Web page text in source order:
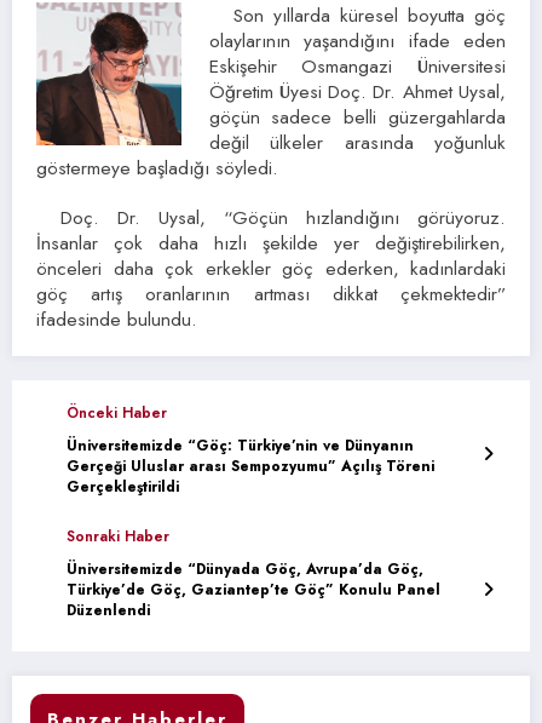
Son yıllarda küresel boyutta göç
olaylarının yaşandığını ifade eden
Eskişehir Osmangazi Üniversitesi
Öğretim Üyesi Doç. Dr. Ahmet Uysal,
göçün sadece belli güzergahlarda
değil ülkeler arasında yoğunluk
göstermeye başladığı söyledi.
Doç. Dr. Uysal, “Göçün hızlandığını görüyoruz.
İnsanlar çok daha hızlı şekilde yer değiştirebilirken,
önceleri daha çok erkekler göç ederken, kadınlardaki
göç artış oranlarının artması dikkat çekmektedir”
ifadesinde bulundu.
Önceki Haber
Üniversitemizde “Göç: Türkiye’nin ve Dünyanın
Gerçeği Uluslar arası Sempozyumu” Açılış Töreni
Gerçekleştirildi
Sonraki Haber
Üniversitemizde “Dünyada Göç, Avrupa’da Göç,
Türkiye’de Göç, Gaziantep’te Göç” Konulu Panel
Düzenlendi